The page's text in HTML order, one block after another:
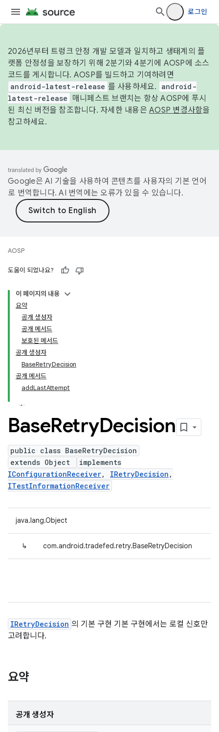
로그인
2026년부터 트렁크 안정 개발 모델과 일치하고 생태계의 플
랫폼 안정성을 보장하기 위해 2분기와 4분기에 AOSP에 소스
코드를 게시합니다. AOSP를 빌드하고 기여하려면
android-latest-release 를 사용하세요.
android-
latest-release
매니페스트 브랜치는 항상 AOSP에 푸시
된 최신 버전을 참조합니다. 자세한 내용은 AOSP 변경사항을
참고하세요.
Google은 AI 기술을 사용하여 콘텐츠를 사용자의 기본 언어
로 번역합니다. AI 번역에는 오류가 있을 수 있습니다.
AOSP
도움이 되었나요?
이 페이지의 내용
요약
공개 생성자
공개 메서드
보호된 메서드
공개 생성자
BaseRetryDecision
공개 메서드
addLastAttempt
BaseRetryDecision
public class BaseRetryDecision
extends Object
implements
IConfigurationReceiver, IRetryDecision ,
ITestInformationReceiver
java.lang.Object
↳ com.android.tradefed.retry.BaseRetryDecision
IRetryDecision 의 기본 구현 기본 구현에서는 로컬 신호만
고려합니다.
요약
공개 생성자